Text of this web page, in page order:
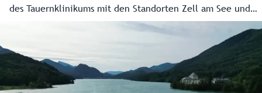
des Tauernklinikums mit den Standorten Zell am See und